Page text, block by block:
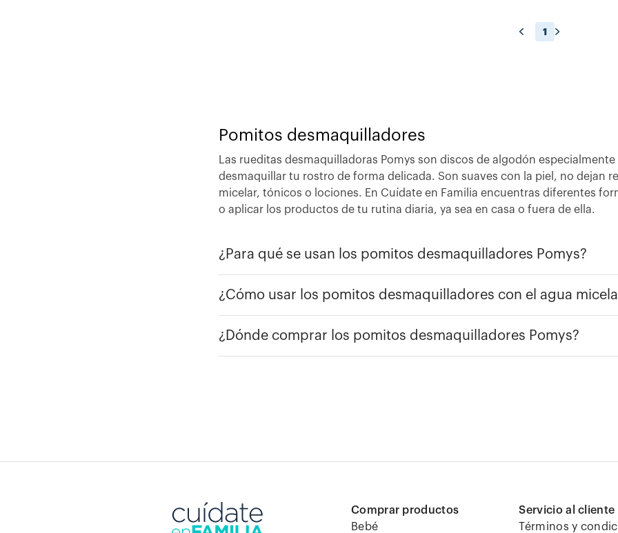
1
Pomitos desmaquilladores
Las rueditas desmaquilladoras Pomys son discos de algodón
desmaquillar tu rostro de forma delicada. Son suaves con la piel, no dejan
micelar, tónicos o lociones. En Cuídate en Familia encuentras diferentes
o aplicar los productos de tu rutina diaria, ya sea en casa o fuera de ella.
¿Para qué se usan los pomitos desmaquilladores Pomys?
¿Cómo usar los pomitos desmaquilladores con el agua
¿Dónde comprar los pomitos desmaquilladores Pomys?
Comprar productos
Bebé
Servicio al cliente
Términos y